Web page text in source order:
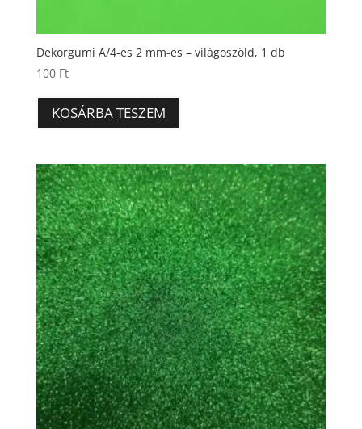
Dekorgumi A/4-es 2 mm-es – világoszöld, 1 db
100 Ft
KOSÁRBA TESZEM